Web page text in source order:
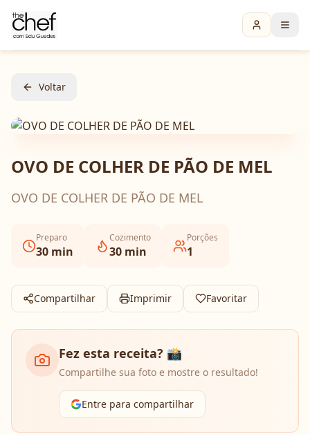
Voltar
OVO DE COLHER DE PÃO DE MEL
OVO DE COLHER DE PÃO DE MEL
Preparo
30 min
Cozimento
30 min
Porções
1
Compartilhar Imprimir Favoritar
Fez esta receita? 📸
Compartilhe sua foto e mostre o resultado!
Entre para compartilhar